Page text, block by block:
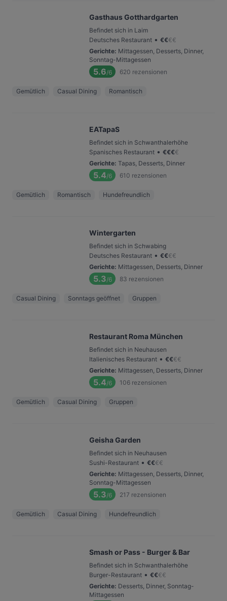
Gasthaus Gotthardgarten
Befindet sich in Laim
Deutsches Restaurant • €€€€
Gerichte: Mittagessen, Desserts, Dinner,
Sonntag-Mittagessen
5.6/6 620 rezensionen
Gemütlich Casual Dining Romantisch
EATapaS
Befindet sich in Schwanthalerhöhe
Spanisches Restaurant • €€€€
Gerichte: Tapas, Desserts, Dinner
5.4/6 610 rezensionen
Gemütlich Romantisch Hundefreundlich
Wintergarten
Befindet sich in Schwabing
Deutsches Restaurant • €€€€
Gerichte: Mittagessen, Desserts, Dinner
5.3/6 83 rezensionen
Casual Dining Sonntags geöffnet Gruppen
Restaurant Roma München
Befindet sich in Neuhausen
Italienisches Restaurant • €€€€
Gerichte: Mittagessen, Desserts, Dinner
5.4/6 106 rezensionen
Gemütlich Casual Dining Gruppen
Geisha Garden
Befindet sich in Neuhausen
Sushi-Restaurant • €€€€
Gerichte: Mittagessen, Desserts, Dinner,
Sonntag-Mittagessen
5.3/6 217 rezensionen
Gemütlich Casual Dining Hundefreundlich
Smash or Pass - Burger & Bar
Befindet sich in Schwanthalerhöhe
Burger-Restaurant • €€€€
Gerichte: Desserts, Dinner, Sonntag-
Mittagessen